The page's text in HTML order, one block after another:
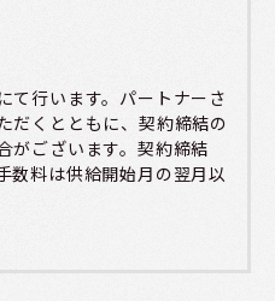
て行います。パートナーさ
だくとともに、契約締結の
がございます。契約締結
数料は供給開始月の翌月以